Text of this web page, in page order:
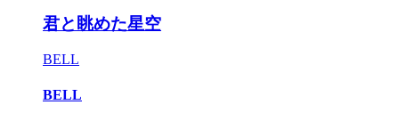
君と眺めた星空
BELL
BELL